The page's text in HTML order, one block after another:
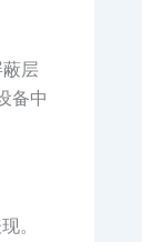
层
备中
。